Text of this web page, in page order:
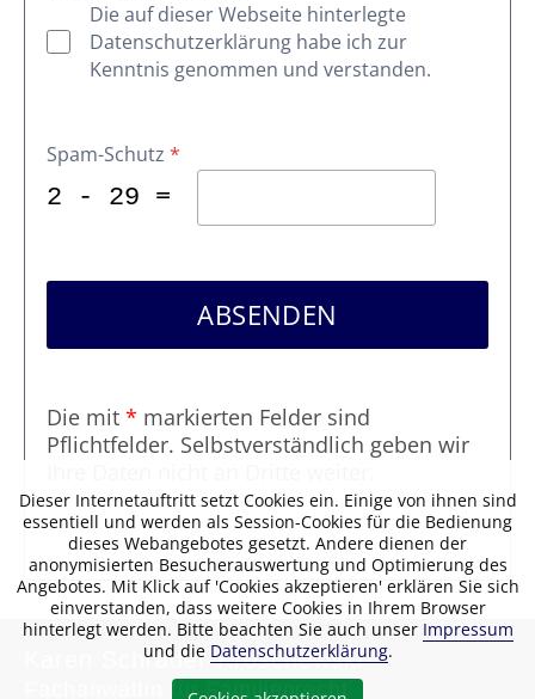
Die auf dieser Webseite hinterlegte
Datenschutzerklärung habe ich zur
Kenntnis genommen und verstanden.
Spam-Schutz *
2 - 29 =
ABSENDEN
Die mit * markierten Felder sind
Pflichtfelder. Selbstverständlich geben wir
Karen Schrader-Kroschewski
Fachanwältin für Familienrecht
Dieser Internetauftritt setzt Cookies ein. Einige von ihnen sind
essentiell und werden als Session-Cookies für die Bedienung
dieses Webangebotes gesetzt. Andere dienen der
anonymisierten Besucherauswertung und Optimierung des
Angebotes. Mit Klick auf 'Cookies akzeptieren' erklären Sie sich
einverstanden, dass weitere Cookies in Ihrem Browser
hinterlegt werden. Bitte beachten Sie auch unser Impressum
und die Datenschutzerklärung.